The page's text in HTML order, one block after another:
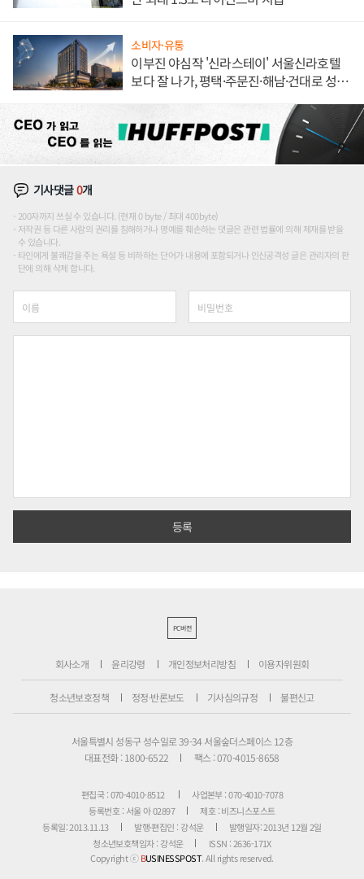
소비자·유통
이부진 야심작 '신라스테이' 서울신라호텔
보다 잘 나가, 평택·주문진·해남·건대로 성
기사댓글0개
200자까지 쓰실 수 있습니다. (현재 0 byte / 최대 400byte)
저작권 등 다른 사람의 권리를 침해하거나 명예를 훼손하는 댓글은 관련 법률에 의해 제재를 받을
수 있습니다.
타인에게 불쾌감을 주는 욕설 등 비하하는 단어가 내용에 포함되거나 인신공격성 글은 관리자의 판
단에 의해 삭제 합니다.
PC버전
회사소개 윤리강령 개인정보처리방침 이용자위원회
청소년보호정책 정정·반론보도 기사심의규정 불편신고
서울특별시 성동구 성수일로 39-34 서울숲더스페이스 12층
대표전화 : 1800-6522
팩스 : 070-4015-8658
편집국 : 070-4010-8512
사업본부 : 070-4010-7078
등록번호 : 서울 아 02897
제호 : 비즈니스포스트
등록일: 2013.11.13
발행·편집인 : 강석운
발행일자: 2013년 12월 2일
청소년보호책임자 : 강석운
ISSN : 2636-171X
Copyright ⓒBUSINESSPOST. All rights reserved.